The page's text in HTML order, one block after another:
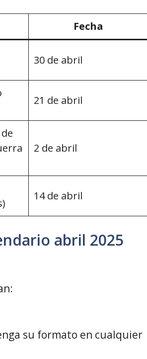
Fecha
30 de abril
21 de abril
2 de abril
14 de abril
abril 2025
su formato en cualquier